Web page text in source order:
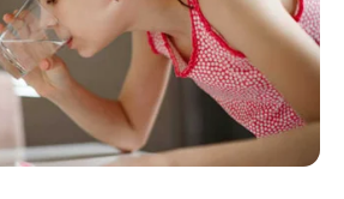
CUNDINAMARCA
EN BOGOTÁ
FERIA DE EMPLEO EN BOGOTÁ